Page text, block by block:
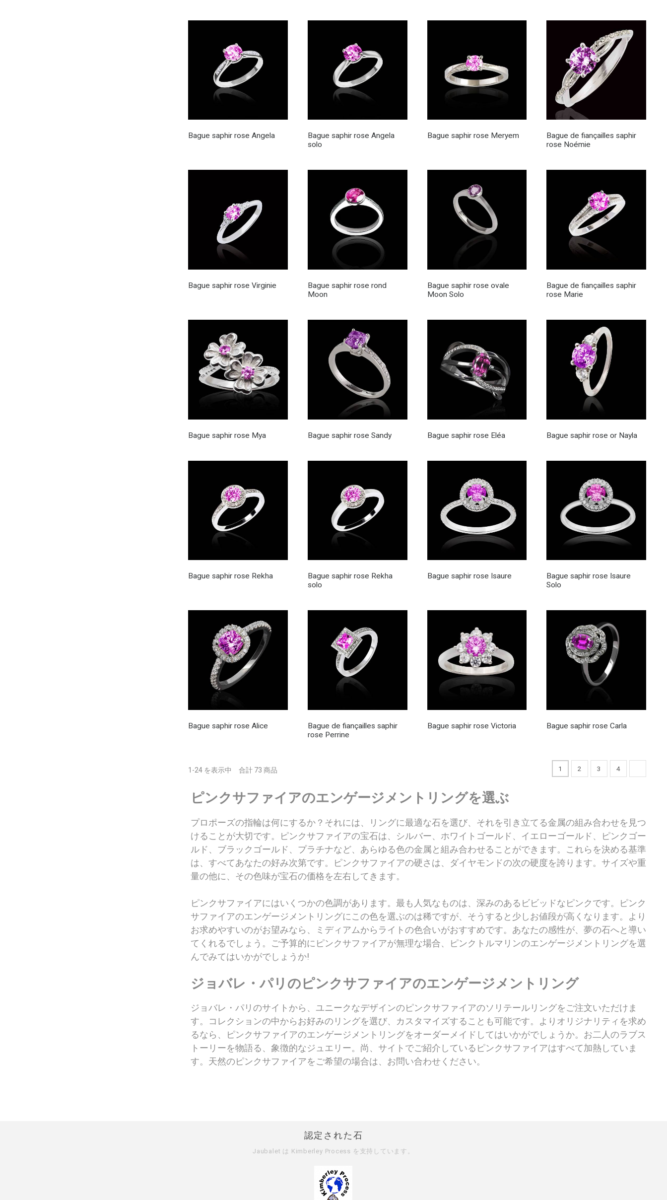
Bague saphir rose Angela
Bague saphir rose Angela
solo
Bague saphir rose Meryem
Bague de fiançailles saphir
rose Noémie
Bague saphir rose Virginie
Bague saphir rose rond
Moon
Bague saphir rose ovale
Moon Solo
Bague de fiançailles saphir
rose Marie
Bague saphir rose Mya Bague saphir rose Sandy Bague saphir rose Eléa Bague saphir rose or Nayla
Bague saphir rose Rekha
Bague saphir rose Rekha
solo
Bague saphir rose Isaure
Bague saphir rose Isaure
Solo
Bague saphir rose Alice
Bague de fiançailles saphir
rose Perrine
Bague saphir rose Victoria Bague saphir rose Carla
1-24 を表示中 合計 73 商品 1 2 3 4
ピンクサファイアのエンゲージメントリングを選ぶ
プロポーズの指輪は何にするか？それには、リングに最適な石を選び、それを引き立てる金属の組み合わせを見つ
けることが大切です。ピンクサファイアの宝石は、シルバー、ホワイトゴールド、イエローゴールド、ピンクゴー
ルド、ブラックゴールド、プラチナなど、あらゆる色の金属と組み合わせることができます。これらを決める基準
は、すべてあなたの好み次第です。ピンクサファイアの硬さは、ダイヤモンドの次の硬度を誇ります。サイズや重
量の他に、その色味が宝石の価格を左右してきます。
ピンクサファイアにはいくつかの色調があります。最も人気なものは、深みのあるビビッドなピンクです。ピンク
サファイアのエンゲージメントリングにこの色を選ぶのは稀ですが、そうすると少しお値段が高くなります。より
お求めやすいのがお望みなら、ミディアムからライトの色合いがおすすめです。あなたの感性が、夢の石へと導い
てくれるでしょう。ご予算的にピンクサファイアが無理な場合、ピンクトルマリンのエンゲージメントリングを選
んでみてはいかがでしょうか!
ジョバレ・パリのピンクサファイアのエンゲージメントリング
ジョバレ・パリのサイトから、ユニークなデザインのピンクサファイアのソリテールリングをご注文いただけま
す。コレクションの中からお好みのリングを選び、カスタマイズすることも可能です。よりオリジナリティを求め
るなら、ピンクサファイアのエンゲージメントリングをオーダーメイドしてはいかがでしょうか。お二人のラブス
トーリーを物語る、象徴的なジュエリー。尚、サイトでご紹介しているピンクサファイアはすべて加熱していま
す。天然のピンクサファイアをご希望の場合は、お問い合わせください。
認定された石
Jaubalet は Kimberley Process を支持しています。